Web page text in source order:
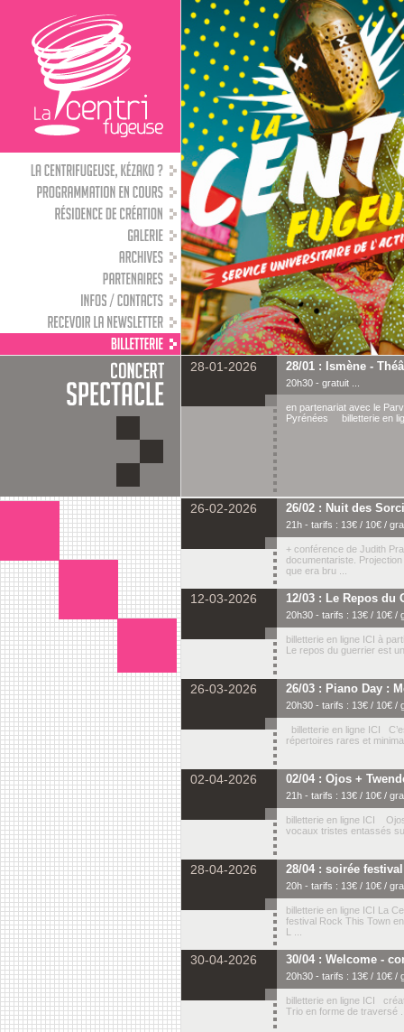
28-01-2026 28/01 : Ismène -
20h30 - gratuit ...
en partenariat avec le
Pyrénées billetterie en
26-02-2026 26/02 : Nuit des
21h - tarifs : 13€ / 10€ /
+ conférence de Judith
documentariste.
que era bru ...
12-03-2026 12/03 : Le Repos du
20h30 - tarifs : 13€ / 10€ /
billetterie en ligne ICI à
Le repos du guerrier est
26-03-2026 26/03 : Piano Day :
20h30 - tarifs : 13€ / 10€ /
billetterie en ligne ICI
répertoires rares et
02-04-2026 02/04 : Ojos +
21h - tarifs : 13€ / 10€ /
billetterie en ligne ICI
vocaux tristes entassés
28-04-2026 28/04 : soirée
20h - tarifs : 13€ / 10€ /
billetterie en ligne ICI La
festival Rock This Town
L ...
30-04-2026 30/04 : Welcome -
20h30 - tarifs : 13€ / 10€ /
billetterie en ligne ICI
Trio en forme de traversé